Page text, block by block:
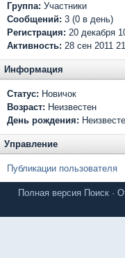
Группа: Участники
Сообщений: 3 (0 в день)
Регистрация: 20 декабря
Активность: 28 сен 2011
Информация
Статус: Новичок
Возраст: Неизвестен
День рождения:
Управление
Публикации пользователя
Полная версия Поиск ·